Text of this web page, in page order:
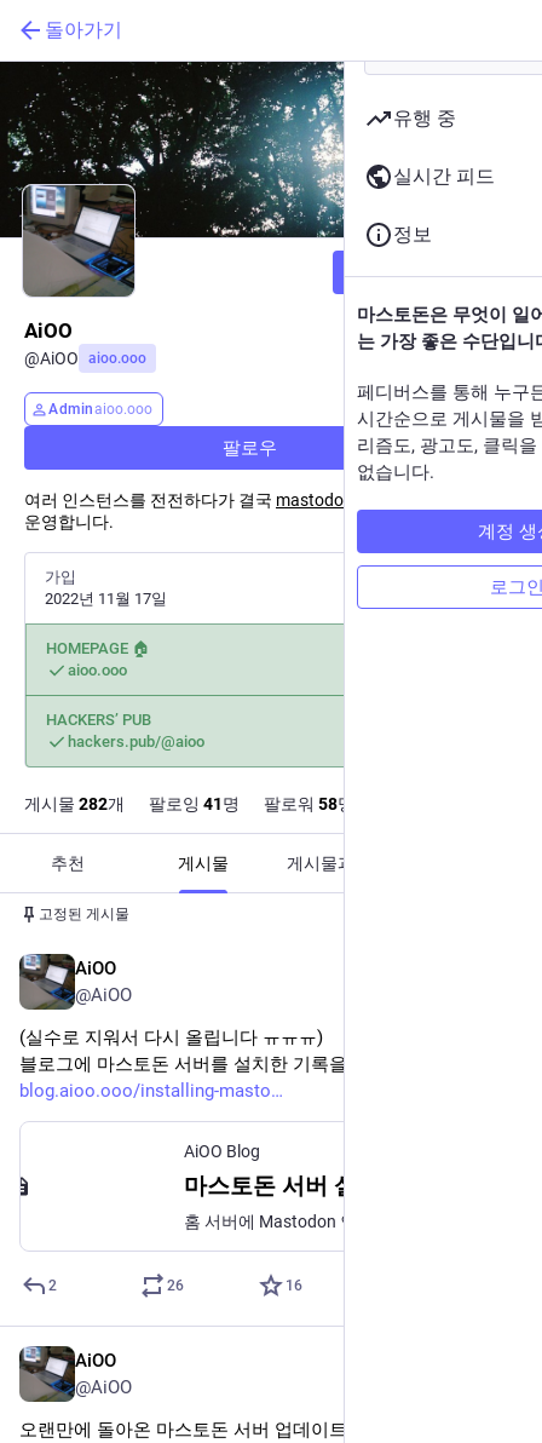
돌아가기
팔로우
AiOO
@AiOO aioo.ooo
Adminaioo.ooo
팔로우
여러 인스턴스를 전전하다가 결국 mastodon.aioo.ooo
운영합니다.
가입
2022년 11월 17일
HOMEPAGE 🏠
aioo.ooo
HACKERS’ PUB
hackers.pub/@aioo
게시물 282개 팔로잉 41명 팔로워 58명
추천 게시물 게시물과 답장
고정된 게시물
AiOO
@AiOO
(실수로 지워서 다시 올립니다 ㅠㅠㅠ)
블로그에 마스토돈 서버를 설치한 기록을 남겨보았습니다.
blog.aioo.ooo/installing-masto
AiOO Blog
마스토돈 서버 설정 기록
2 26 16
AiOO
@AiOO
오랜만에 돌아온 마스토돈 서버 업데이트 주기
유행 중
실시간 피드
정보
마스토돈은 무엇이 일
는 가장 좋은 수단입니
페디버스를 통해 누구
시간순으로 게시물을
리즘도, 광고도, 클릭
없습니다.
계정 생
로그